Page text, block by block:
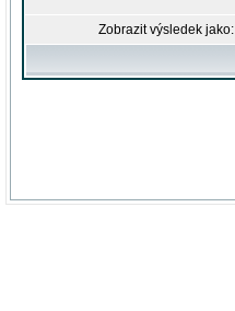
Zobrazit výsledek jako: